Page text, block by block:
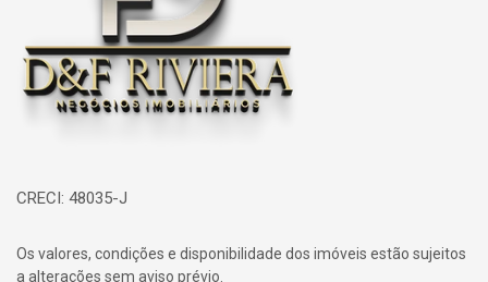
CRECI: 48035-J
Os valores, condições e disponibilidade dos imóveis estão sujeitos
a alterações sem aviso prévio.